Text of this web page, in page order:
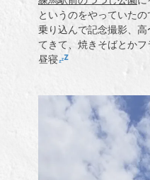
というのをやっていた
乗り込んで記念撮影、
てきて、焼きそばとか
昼寝